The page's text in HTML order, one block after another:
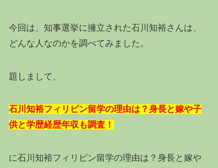
今回は、知事選挙に擁立された石川知裕さんは、
どんな人なのかを調べてみました。
題しまして、
石川知裕フィリピン留学の理由は？身長と嫁や子
供と学歴経歴年収も調査！
に石川知裕フィリピン留学の理由は？身長と嫁や